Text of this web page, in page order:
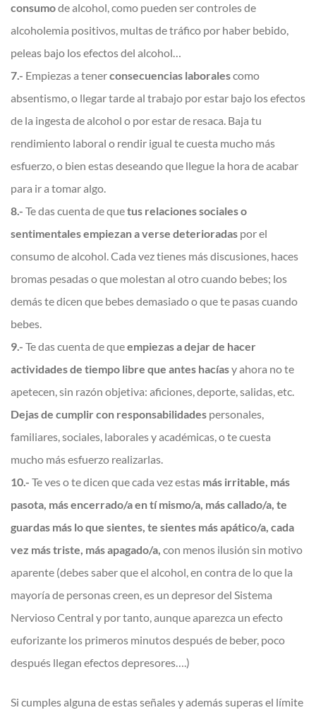
consumode alcohol, como pueden ser controles de
alcoholemia positivos, multas de tráfico por haber bebido,
peleas bajo los efectos del alcohol…
7.- Empiezas a tenerconsecuencias laboralescomo
absentismo, o llegar tarde al trabajo por estar bajo los efectos
de la ingesta de alcohol o por estar de resaca. Baja tu
rendimiento laboral o rendir igual te cuesta mucho más
esfuerzo, o bien estas deseando que llegue la hora de acabar
para ir a tomar algo.
8.- Te das cuenta de quetus relaciones sociales o
sentimentales empiezan a verse deterioradas por el
consumo de alcohol. Cada vez tienes más discusiones, haces
bromas pesadas o que molestan al otro cuando bebes; los
demás te dicen que bebes demasiado o que te pasas cuando
bebes.
9.- Te das cuenta de queempiezas a dejar de hacer
actividades de tiempo libre que antes hacíasy ahora no te
apetecen, sin razón objetiva: aficiones, deporte, salidas, etc.
Dejas de cumplir con responsabilidades personales,
familiares, sociales, laborales y académicas, o te cuesta
mucho más esfuerzo realizarlas.
10.- Te ves o te dicen que cada vez estas más irritable, más
pasota, más encerrado/a en tí mismo/a, más callado/a, te
guardas más lo que sientes, te sientes más apático/a, cada
vez más triste, más apagado/a, con menos ilusión sin motivo
aparente (debes saber que el alcohol, en contra de lo que la
mayoría de personas creen, es un depresor del Sistema
Nervioso Central y por tanto, aunque aparezca un efecto
euforizante los primeros minutos después de beber, poco
después llegan efectos depresores….)
Si cumples alguna de estas señales y además superas el límite